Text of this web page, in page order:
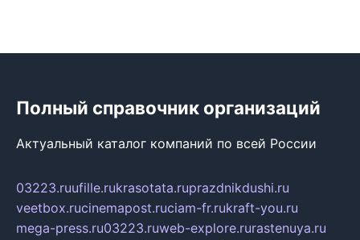
Полный справочник организаций
Актуальный каталог компаний по всей России
03223.ruufille.rukrasotata.ruprazdnikdushi.ru
veetbox.rucinemapost.ruciam-fr.rukraft-you.ru
mega-press.ru03223.ruweb-explore.rurastenuya.ru